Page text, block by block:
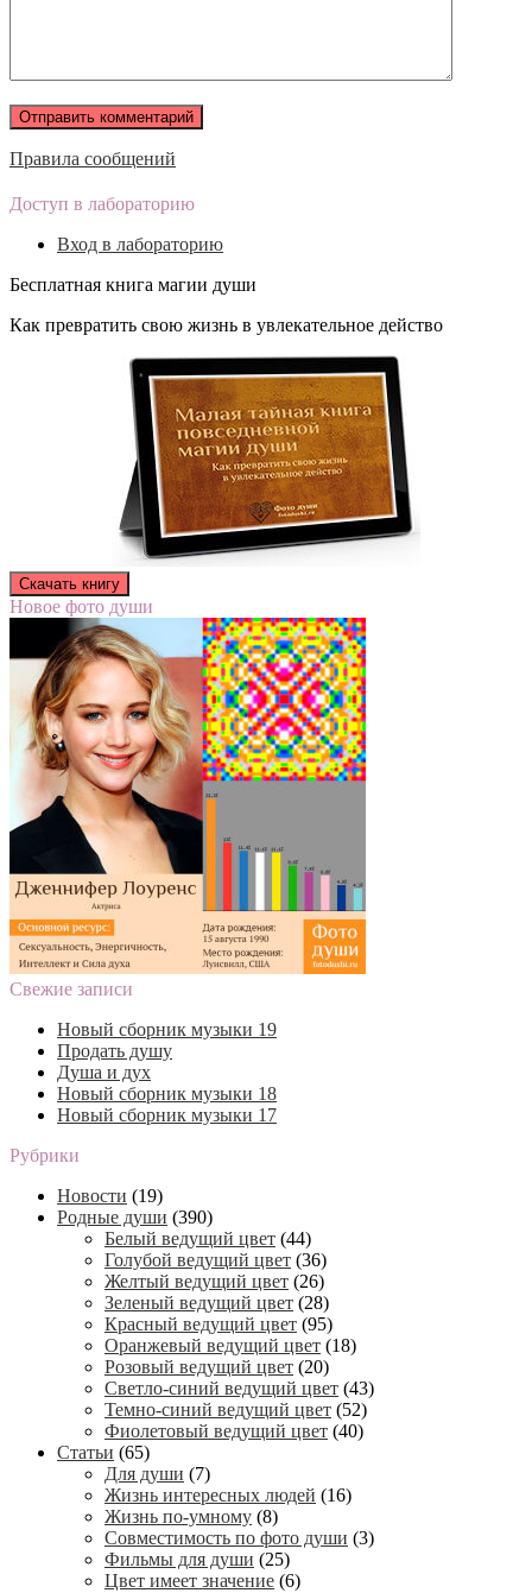
Правила сообщений
Доступ в лабораторию
Вход в лабораторию
Бесплатная книга магии души
Как превратить свою жизнь в увлекательное действо
Новое фото души
Свежие записи
Новый сборник музыки 19
Продать душу
Душа и дух
Новый сборник музыки 18
Новый сборник музыки 17
Рубрики
Новости (19)
Родные души (390)
Белый ведущий цвет (44)
Голубой ведущий цвет (36)
Желтый ведущий цвет (26)
Зеленый ведущий цвет (28)
Красный ведущий цвет (95)
Оранжевый ведущий цвет (18)
Розовый ведущий цвет (20)
Светло-синий ведущий цвет (43)
Темно-синий ведущий цвет (52)
Фиолетовый ведущий цвет (40)
Статьи (65)
Для души (7)
Жизнь интересных людей (16)
Жизнь по-умному (8)
Совместимость по фото души (3)
Фильмы для души (25)
Цвет имеет значение (6)